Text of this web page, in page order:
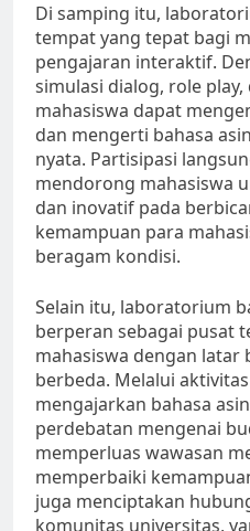
Di samping itu,
tempat yang tepat bagi
pengajaran interaktif.
simulasi dialog, role
mahasiswa dapat
dan mengerti bahasa
nyata. Partisipasi
mendorong mahasiswa
dan inovatif pada
kemampuan para
beragam kondisi.
Selain itu, laboratorium
berperan sebagai pusat
mahasiswa dengan latar
berbeda. Melalui
mengajarkan bahasa
perdebatan mengenai
memperluas wawasan
memperbaiki
juga menciptakan
komunitas universitas,